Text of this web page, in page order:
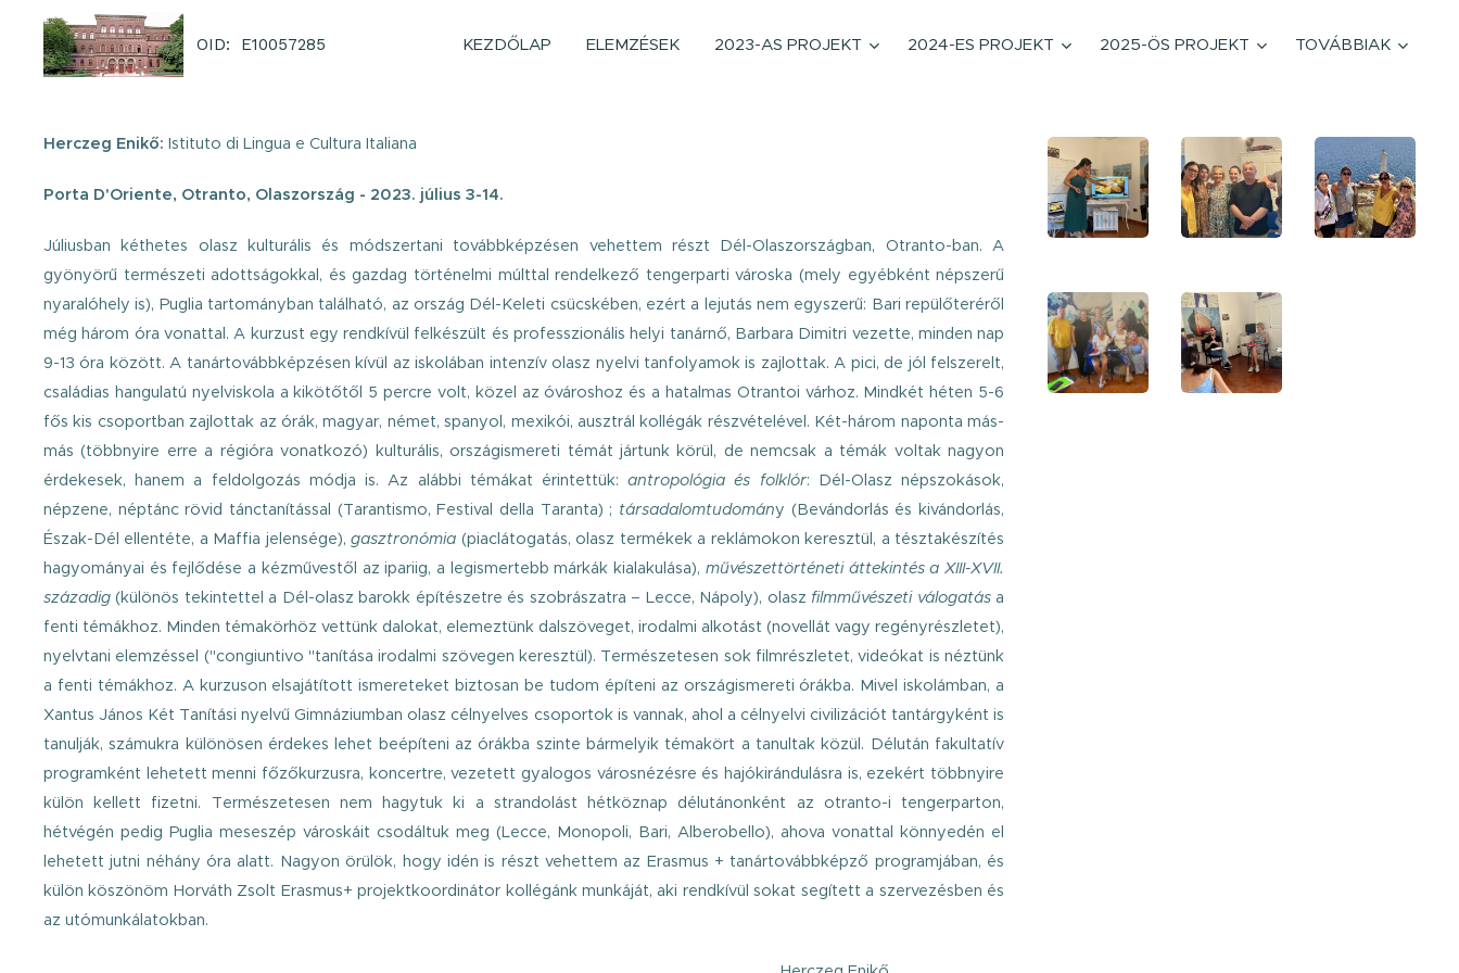
OID: E10057285 KEZDŐLAP ELEMZÉSEK 2023-AS PROJEKT 2024-ES PROJEKT 2025-ÖS PROJEKT TOVÁBBIAK
Herczeg Enikő: Istituto di Lingua e Cultura Italiana
Porta D'Oriente, Otranto, Olaszország - 2023. július 3-14.
Júliusban kéthetes olasz kulturális és módszertani továbbképzésen vehettem részt Dél-Olaszországban, Otranto-ban.A
gyönyörű természeti adottságokkal, és gazdag történelmi múlttal rendelkező tengerparti városka (mely egyébként népszerű
nyaralóhely is), Puglia tartományban található, az ország Dél-Keleti csücskében, ezért a lejutás nem egyszerű: Bari repülőteréről
még három óra vonattal.A kurzust egy rendkívül felkészült és professzionális helyi tanárnő, Barbara Dimitri vezette, minden nap
9-13 óra között. A tanártovábbképzésen kívül az iskolában intenzív olasz nyelvi tanfolyamok is zajlottak. A pici, de jól felszerelt,
családias hangulatú nyelviskola a kikötőtől 5 percre volt, közel az óvároshoz és a hatalmas Otrantoi várhoz. Mindkét héten 5-6
fős kis csoportban zajlottak az órák, magyar, német, spanyol, mexikói, ausztrál kollégák részvételével. Két-három naponta más-
más (többnyire erre a régióra vonatkozó) kulturális, országismereti témát jártunk körül, de nemcsak a témák voltak nagyon
érdekesek, hanem a feldolgozás módja is.Az alábbi témákat érintettük:antropológia és folklór: Dél-Olasz népszokások,
népzene, néptánc rövid tánctanítással (Tarantismo, Festival della Taranta) ; társadalomtudomány (Bevándorlás és kivándorlás,
Észak-Dél ellentéte, a Maffia jelensége),gasztronómia (piaclátogatás, olasz termékek a reklámokon keresztül, a tésztakészítés
hagyományai és fejlődése a kézművestől az ipariig, a legismertebb márkák kialakulása), művészettörténeti áttekintés a XIII-XVII.
századig (különös tekintettel a Dél-olasz barokk építészetre és szobrászatra – Lecce, Nápoly), olasz filmművészeti válogatása
fenti témákhoz. Minden témakörhöz vettünk dalokat, elemeztünk dalszöveget, irodalmi alkotást (novellát vagy regényrészletet),
nyelvtani elemzéssel ("congiuntivo "tanítása irodalmi szövegen keresztül). Természetesen sok filmrészletet, videókat is néztünk
a fenti témákhoz. A kurzuson elsajátított ismereteket biztosan be tudom építeni az országismereti órákba. Mivel iskolámban, a
Xantus János Két Tanítási nyelvű Gimnáziumban olasz célnyelves csoportok is vannak, ahol a célnyelvi civilizációt tantárgyként is
tanulják, számukra különösen érdekes lehet beépíteni az órákba szinte bármelyik témakört a tanultak közül. Délután fakultatív
programként lehetett menni főzőkurzusra, koncertre, vezetett gyalogos városnézésre és hajókirándulásra is, ezekért többnyire
külön kellett fizetni. Természetesen nem hagytuk ki a strandolást hétköznap délutánonként az otranto-i tengerparton,
hétvégén pedig Puglia meseszép városkáit csodáltuk meg (Lecce, Monopoli, Bari, Alberobello), ahova vonattal könnyedén el
lehetett jutni néhány óra alatt. Nagyon örülök, hogy idén is részt vehettem az Erasmus + tanártovábbképző programjában, és
külön köszönöm Horváth Zsolt Erasmus+ projektkoordinátor kollégánk munkáját, aki rendkívül sokat segített a szervezésben és
az utómunkálatokban.